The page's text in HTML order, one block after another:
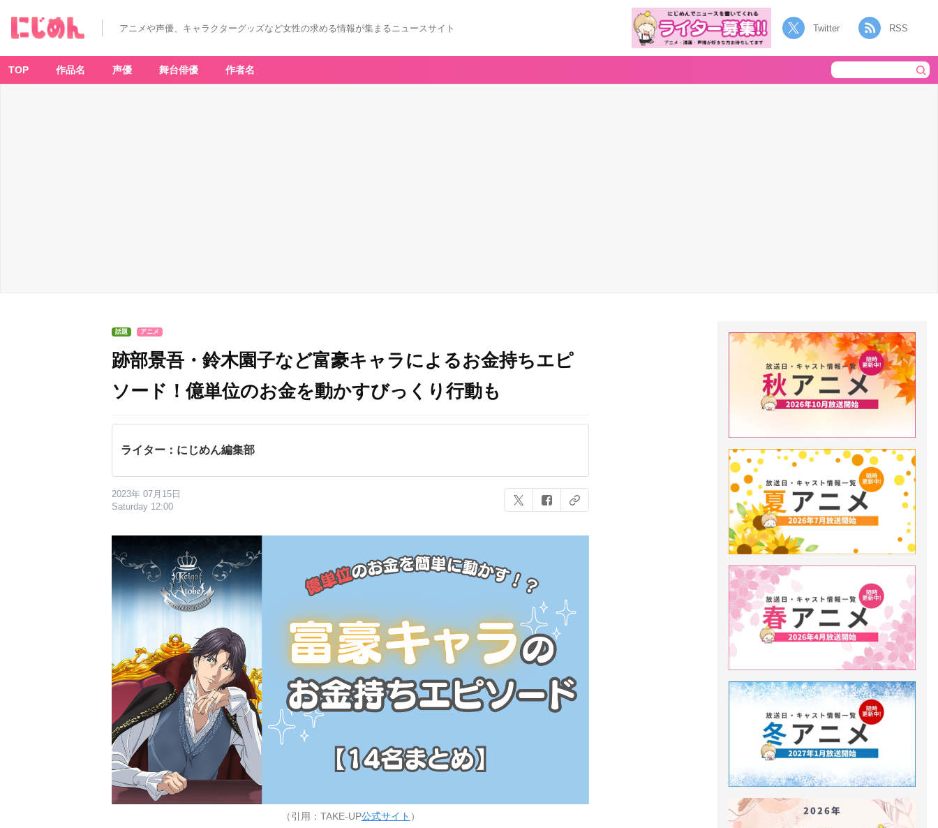
アニメや声優、キャラクターグッズなど女性の求める情報が集まるニュースサイト Twitter RSS
TOP 作品名 声優 舞台俳優 作者名
話題 アニメ
跡部景吾・鈴木園子など富豪キャラによるお金持ちエピ
ソード！億単位のお金を動かすびっくり行動も
ライター：にじめん編集部
2023年 07月15日
Saturday 12:00
（引用：TAKE-UP公式サイト ）